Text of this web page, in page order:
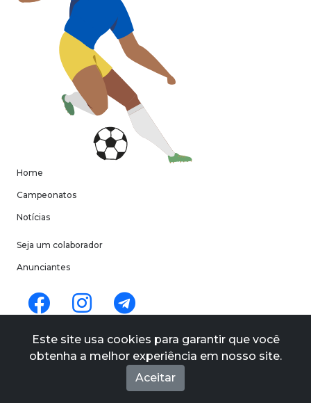
Home
Campeonatos
Notícias
Seja um colaborador
Anunciantes
Políticas de privacidade
Este site usa cookies para garantir que você
obtenha a melhor experiência em nosso site.
Aceitar